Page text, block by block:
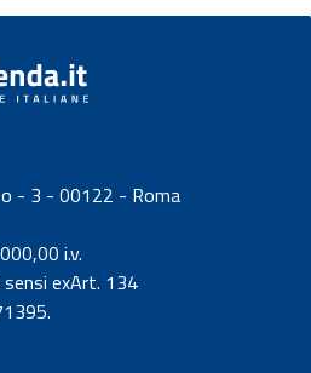
- 3 - 00122 - Roma
i.v.
exArt. 134